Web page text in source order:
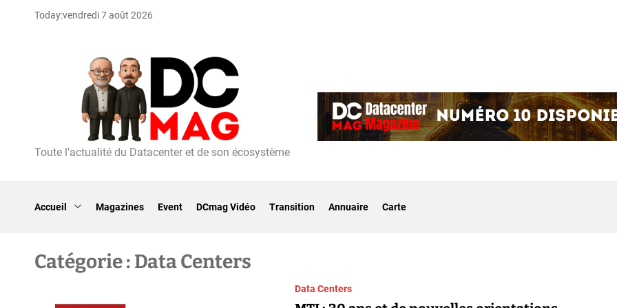
Today:vendredi 7 août 2026
D
Toute l'actualité du Datacenter et de son écosystème
Accueil Magazines Event DCmag Vidéo Transition Annuaire Carte
Catégorie : Data Centers
Data Centers